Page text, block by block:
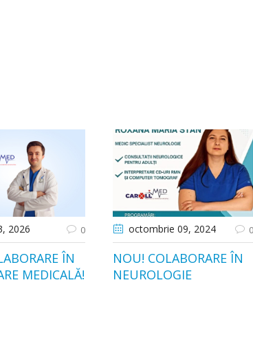
, 2026 0
ÎN
MEDICALĂ!
octombrie 09, 2024 0
NOU! COLABORARE ÎN
NEUROLOGIE